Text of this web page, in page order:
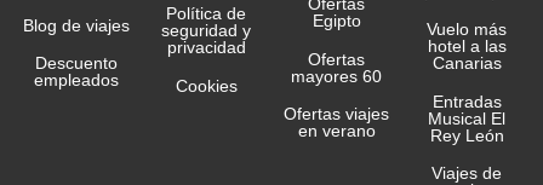
Blog de viajes
Descuento
empleados
Política de
seguridad y
privacidad
Cookies
Egipto
Ofertas
mayores 60
Ofertas viajes
en verano
Vuelo más
hotel a las
Canarias
Entradas
Musical El
Rey León
Viajes de